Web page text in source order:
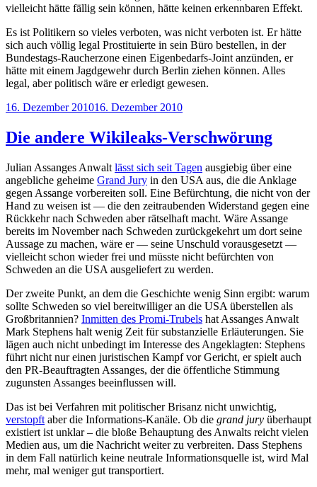
vielleicht hätte fällig sein können, hätte keinen erkennbaren Effekt.
Es ist Politikern so vieles verboten, was nicht verboten ist. Er hätte
sich auch völlig legal Prostituierte in sein Büro bestellen, in der
Bundestags-Raucherzone einen Eigenbedarfs-Joint anzünden, er
hätte mit einem Jagdgewehr durch Berlin ziehen können. Alles
legal, aber politisch wäre er erledigt gewesen.
Veröffentlicht
16. Dezember 201016. Dezember 2010
Die andere Wikileaks-Verschwörung
Julian Assanges Anwalt lässt sich seit Tagen ausgiebig über eine
angebliche geheime Grand Jury in den USA aus, die die Anklage
gegen Assange vorbereiten soll. Eine Befürchtung, die nicht von der
Hand zu weisen ist — die den zeitraubenden Widerstand gegen eine
Rückkehr nach Schweden aber rätselhaft macht. Wäre Assange
bereits im November nach Schweden zurückgekehrt um dort seine
Aussage zu machen, wäre er — seine Unschuld vorausgesetzt —
vielleicht schon wieder frei und müsste nicht befürchten von
Schweden an die USA ausgeliefert zu werden.
Der zweite Punkt, an dem die Geschichte wenig Sinn ergibt: warum
sollte Schweden so viel bereitwilliger an die USA überstellen als
Großbritannien? Inmitten des Promi-Trubels hat Assanges Anwalt
Mark Stephens halt wenig Zeit für substanzielle Erläuterungen. Sie
lägen auch nicht unbedingt im Interesse des Angeklagten: Stephens
führt nicht nur einen juristischen Kampf vor Gericht, er spielt auch
den PR-Beauftragten Assanges, der die öffentliche Stimmung
zugunsten Assanges beeinflussen will.
Das ist bei Verfahren mit politischer Brisanz nicht unwichtig,
verstopft aber die Informations-Kanäle. Ob die grand jury überhaupt
existiert ist unklar – die bloße Behauptung des Anwalts reicht vielen
Medien aus, um die Nachricht weiter zu verbreiten. Dass Stephens
in dem Fall natürlich keine neutrale Informationsquelle ist, wird Mal
mehr, mal weniger gut transportiert.